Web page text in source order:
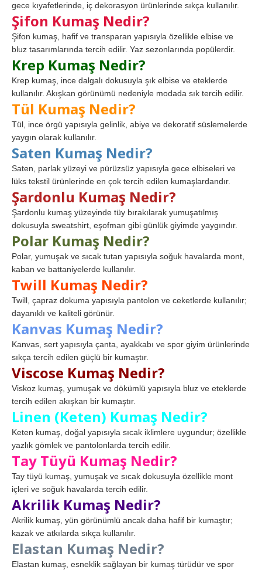
gece kıyafetlerinde, iç dekorasyon ürünlerinde sıkça kullanılır.
Şifon Kumaş Nedir?
Şifon kumaş, hafif ve transparan yapısıyla özellikle elbise ve
bluz tasarımlarında tercih edilir. Yaz sezonlarında popülerdir.
Krep Kumaş Nedir?
Krep kumaş, ince dalgalı dokusuyla şık elbise ve eteklerde
kullanılır. Akışkan görünümü nedeniyle modada sık tercih edilir.
Tül Kumaş Nedir?
Tül, ince örgü yapısıyla gelinlik, abiye ve dekoratif süslemelerde
yaygın olarak kullanılır.
Saten Kumaş Nedir?
Saten, parlak yüzeyi ve pürüzsüz yapısıyla gece elbiseleri ve
lüks tekstil ürünlerinde en çok tercih edilen kumaşlardandır.
Şardonlu Kumaş Nedir?
Şardonlu kumaş yüzeyinde tüy bırakılarak yumuşatılmış
dokusuyla sweatshirt, eşofman gibi günlük giyimde yaygındır.
Polar Kumaş Nedir?
Polar, yumuşak ve sıcak tutan yapısıyla soğuk havalarda mont,
kaban ve battaniyelerde kullanılır.
Twill Kumaş Nedir?
Twill, çapraz dokuma yapısıyla pantolon ve ceketlerde kullanılır;
dayanıklı ve kaliteli görünür.
Kanvas Kumaş Nedir?
Kanvas, sert yapısıyla çanta, ayakkabı ve spor giyim ürünlerinde
sıkça tercih edilen güçlü bir kumaştır.
Viscose Kumaş Nedir?
Viskoz kumaş, yumuşak ve dökümlü yapısıyla bluz ve eteklerde
tercih edilen akışkan bir kumaştır.
Linen (Keten) Kumaş Nedir?
Keten kumaş, doğal yapısıyla sıcak iklimlere uygundur; özellikle
yazlık gömlek ve pantolonlarda tercih edilir.
Tay Tüyü Kumaş Nedir?
Tay tüyü kumaş, yumuşak ve sıcak dokusuyla özellikle mont
içleri ve soğuk havalarda tercih edilir.
Akrilik Kumaş Nedir?
Akrilik kumaş, yün görünümlü ancak daha hafif bir kumaştır;
kazak ve atkılarda sıkça kullanılır.
Elastan Kumaş Nedir?
Elastan kumaş, esneklik sağlayan bir kumaş türüdür ve spor